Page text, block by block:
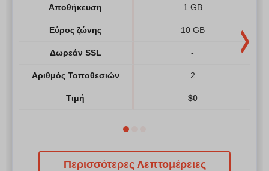
Αποθήκευση
Εύρος ζώνης
Δωρεάν SSL
Αριθμός Τοποθεσιών
Τιμή
1 GB
10 GB
-
2
$0
Περισσότερες Λεπτομέρειες